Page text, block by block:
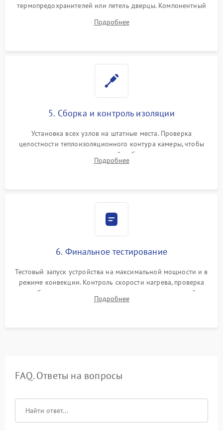
термопредохранителей или петель дверцы. Компонентный
выгоревших реле, восстановление контактов и замена
Подробнее
5. Сборка и контроль изоляции
Установка всех узлов на штатные места. Проверка
целостности теплоизоляционного контура камеры, чтобы
исключить перегрев кухонной мебели и потерю тепла.
Надежная фиксация клемм и сборка корпуса шкафа.
Подробнее
6. Финальное тестирование
Тестовый запуск устройства на максимальной мощности и в
режиме конвекции. Контроль скорости нагрева, проверка
срабатывания термостата при достижении заданной
температуры и тест на отсутствие утечек тока.
Подробнее
FAQ. Ответы на вопросы